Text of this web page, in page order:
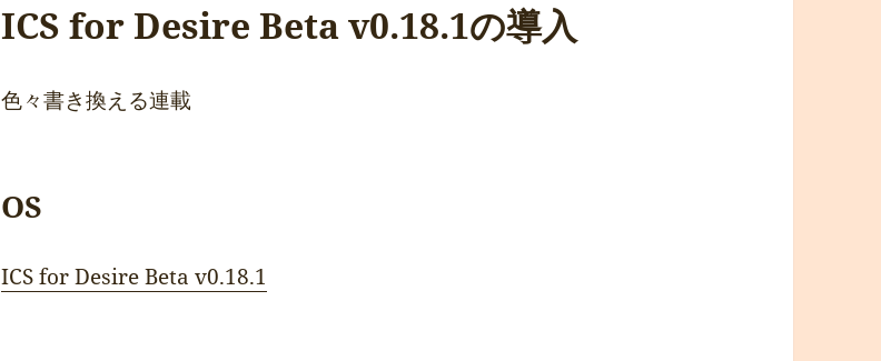
ICS for Desire Beta v0.18.1の導入
色々書き換える連載
OS
ICS for Desire Beta v0.18.1